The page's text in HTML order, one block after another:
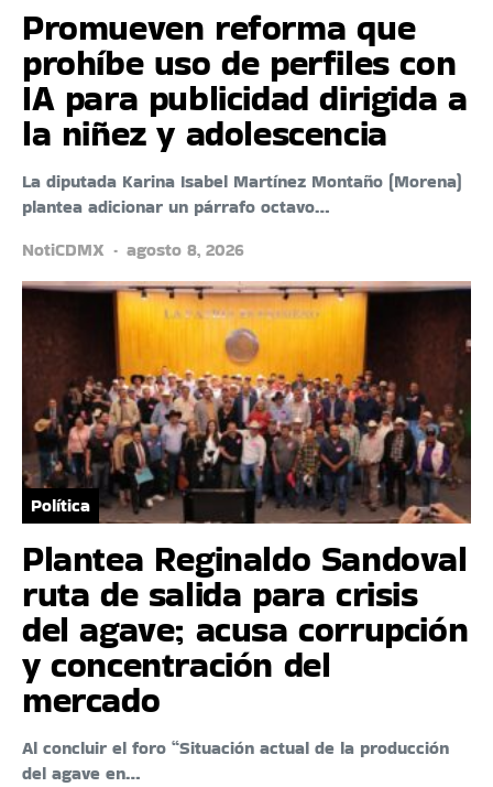
Promueven reforma que
prohíbe uso de perfiles con
IA para publicidad dirigida a
la niñez y adolescencia
La diputada Karina Isabel Martínez Montaño (Morena)
plantea adicionar un párrafo octavo…
NotiCDMX
agosto 8, 2026
Política
Plantea Reginaldo Sandoval
ruta de salida para crisis
del agave; acusa corrupción
y concentración del
mercado
Al concluir el foro “Situación actual de la producción
del agave en…